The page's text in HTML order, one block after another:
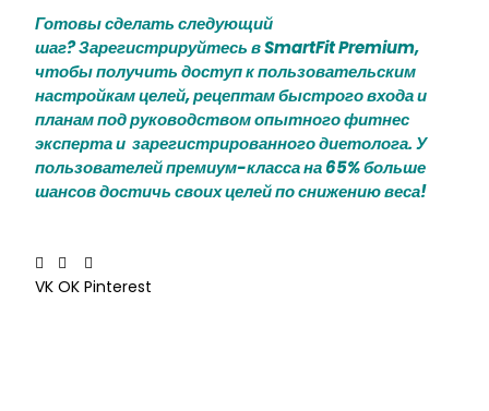
Готовы сделать следующий
шаг?Зарегистрируйтесь в SmartFit Premium,
чтобы получить доступ к пользовательским
настройкам целей, рецептам быстрого входа и
планам под руководством опытного фитнес
эксперта и зарегистрированного диетолога. У
пользователей премиум-класса на 65% больше
шансов достичь своих целей по снижению веса!
VK OK Pinterest